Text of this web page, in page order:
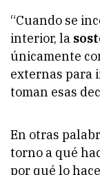
“Cuando se
interior, la
únicamente
externas para
toman esas
En otras
torno a qué
por qué lo